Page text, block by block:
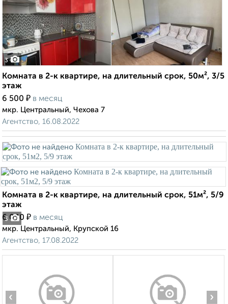
3
Комната в 2-к квартире, на длительный срок, 50м², 3/5
этаж
6 500 ₽ в месяц
мкр. Центральный, Чехова 7
Агентство, 16.08.2022
3
Комната в 2-к квартире, на длительный срок, 51м², 5/9
этаж
6 000 ₽ в месяц
мкр. Центральный, Крупской 16
Агентство, 17.08.2022
‹ ›